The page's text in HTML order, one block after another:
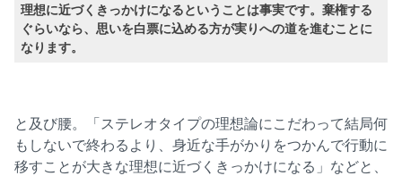
理想に近づくきっかけになるということは事実です。棄権する
ぐらいなら、思いを白票に込める方が実りへの道を進むことに
なります。
と及び腰。「ステレオタイプの理想論にこだわって結局何
もしないで終わるより、身近な手がかりをつかんで行動に
移すことが大きな理想に近づくきっかけになる」などと、